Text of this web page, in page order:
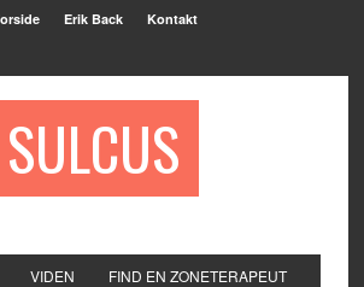
Erik Back Kontakt
SULCUS
VIDEN FIND EN ZONETERAPEUT